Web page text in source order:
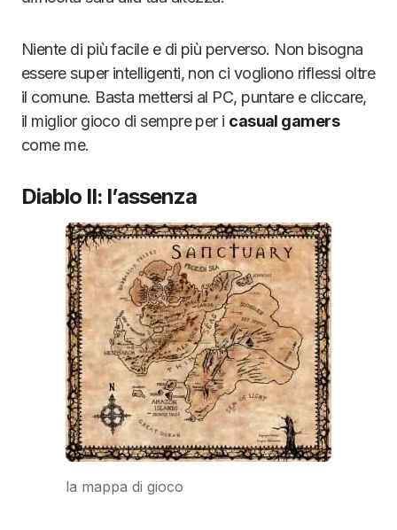
Niente di più facile e di più perverso. Non bisogna
essere super intelligenti, non ci vogliono riflessi oltre
il comune. Basta mettersi al PC, puntare e cliccare,
il miglior gioco di sempre per i casual gamers
come me.
Diablo II: l’assenza
la mappa di gioco